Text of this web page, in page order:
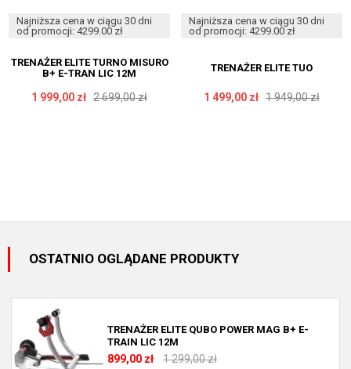
Najniższa cena w ciągu 30 dni
od promocji: 4299.00 zł
TRENAŻER ELITE TURNO MISURO
B+ E-TRAN LIC 12M
1 999,00 zł 2 699,00 zł
Najniższa cena w ciągu 30 dni
od promocji: 4299.00 zł
TRENAŻER ELITE TUO
1 499,00 zł 1 949,00 zł
OSTATNIO OGLĄDANE PRODUKTY
TRENAŻER ELITE QUBO POWER MAG B+ E-
TRAIN LIC 12M
899,00 zł 1 299,00 zł